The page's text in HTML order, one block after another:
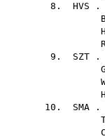
8. HVS .
9. SZT .
10. SMA .